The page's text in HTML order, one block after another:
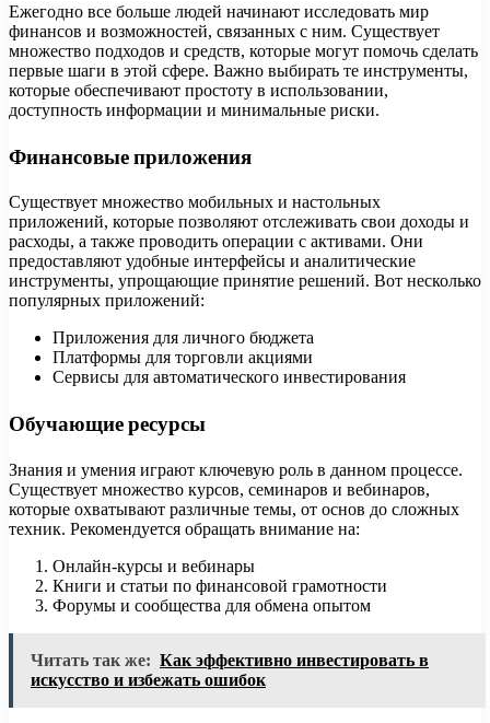
Ежегодно все больше людей начинают исследовать мир
финансов и возможностей, связанных с ним. Существует
множество подходов и средств, которые могут помочь сделать
первые шаги в этой сфере. Важно выбирать те инструменты,
которые обеспечивают простоту в использовании,
доступность информации и минимальные риски.
Финансовые приложения
Существует множество мобильных и настольных
приложений, которые позволяют отслеживать свои доходы и
расходы, а также проводить операции с активами. Они
предоставляют удобные интерфейсы и аналитические
инструменты, упрощающие принятие решений. Вот несколько
популярных приложений:
Приложения для личного бюджета
Платформы для торговли акциями
Сервисы для автоматического инвестирования
Обучающие ресурсы
Знания и умения играют ключевую роль в данном процессе.
Существует множество курсов, семинаров и вебинаров,
которые охватывают различные темы, от основ до сложных
техник. Рекомендуется обращать внимание на:
Онлайн-курсы и вебинары
Книги и статьи по финансовой грамотности
Форумы и сообщества для обмена опытом
Читать так же: Как эффективно инвестировать в
искусство и избежать ошибок